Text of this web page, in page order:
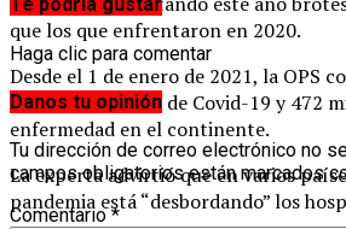
que los que enfrentaron en 2020.
Desde el 1 de enero de 2021, la OPS
millones de casos de Covid-19 y 472
enfermedad en el continente.
La experta advirtió que en varios
pandemia está “desbordando” los
Haga clic para comentar
Danos tu opinión
Tu dirección de correo electrónico no
campos obligatorios están marcados
Comentario*